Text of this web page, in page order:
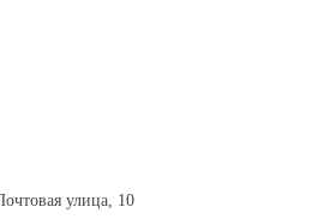
улица, 10